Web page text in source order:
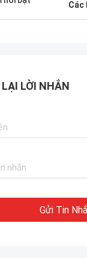
Các
LỜI NHẮN
Gửi Tin